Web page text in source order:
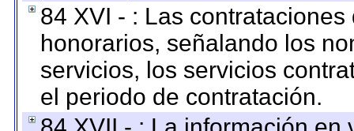
84 XVI - : Las
honorarios, señalando los
servicios, los servicios
el periodo de contratación.